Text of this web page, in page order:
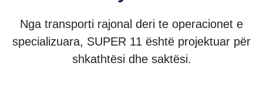
Nga transporti rajonal deri te operacionet e
specializuara, SUPER 11 është projektuar për
shkathtësi dhe saktësi.